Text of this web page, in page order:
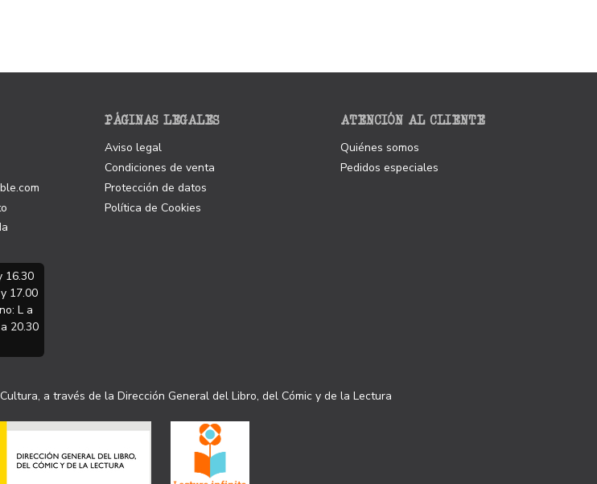
16.30
17.00
L a
20.30
PÁGINAS LEGALES
Aviso legal
Condiciones de venta
Protección de datos
Política de Cookies
ATENCIÓN AL CLIENTE
Quiénes somos
Pedidos especiales
a través de la Dirección General del Libro, del Cómic y de la Lectura